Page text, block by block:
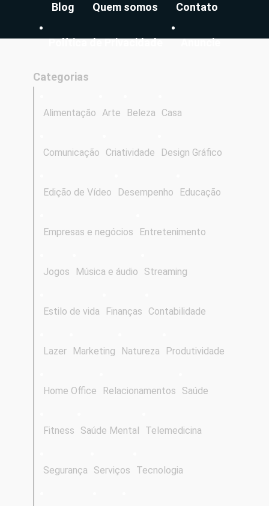
Blog Quem somos Contato
Política de Privacidade Anuncie
Categorias
Alimentação Arte Beleza Casa
Comunicação Criatividade Design Gráfico
Edição de Vídeo Desempenho Educação
Empresas e negócios Entretenimento
Jogos Música e áudio Streaming
Estilo de vida Finanças Contabilidade
Lazer Marketing Natureza Produtividade
Home Office Relacionamentos Saúde
Fitness Saúde Mental Telemedicina
Segurança Serviços Tecnologia